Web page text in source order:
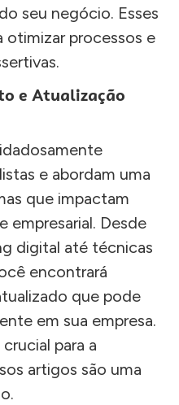
seu negócio. Esses
otimizar processos e
e Atualização
e abordam uma
que impactam
empresarial. Desde
digital até técnicas
encontrará
que pode
em sua empresa.
para a
artigos são uma